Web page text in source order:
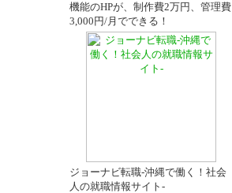
機能のHPが、制作費2万円、管理費
3,000円/月でできる！
ジョーナビ転職-沖縄で働く！社会
人の就職情報サイト-